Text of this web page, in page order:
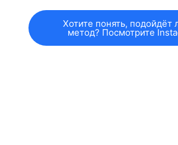
Хотите понять, подойдёт
метод? Посмотрите